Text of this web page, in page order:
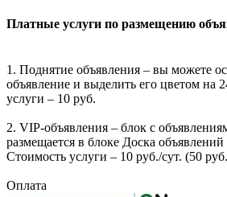
Платные услуги по размещению
1. Поднятие объявления – вы можете
объявление и выделить его цветом на
услуги – 10 руб.
2. VIP-объявления – блок с
размещается в блоке Доска объявлений
Стоимость услуги – 10 руб./сут. (50
Оплата